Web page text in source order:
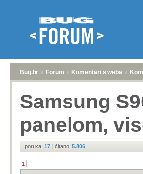
Bug.hr » Forum » Komentari s weba »
Samsung
panelom,
poruka: 17 | čitano: 5.806
1